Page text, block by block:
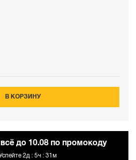
В КОРЗИНУ
до 10.08 по промокоду
2д : 5ч : 31м